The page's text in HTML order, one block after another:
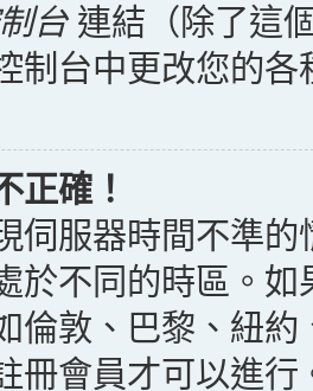
台連結（除了這
制台中更改您的各
正確！
伺服器時間不準
於不同的時區。
倫敦、巴黎、紐
冊會員才可以進